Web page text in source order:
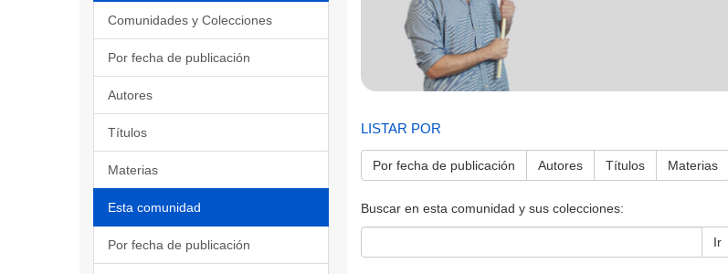
Comunidades y Colecciones
Por fecha de publicación
Autores
Títulos
Materias
Esta comunidad
Por fecha de publicación
LISTAR POR
Por fecha de publicación Autores Títulos Materias
Buscar en esta comunidad y sus colecciones:
Ir